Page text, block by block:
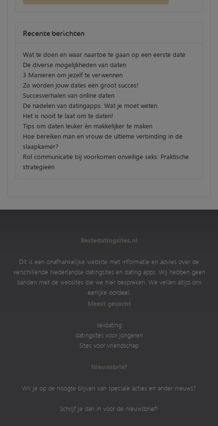
Recente berichten
Wat te doen en waar naartoe te gaan op een eerste date
De diverse mogelijkheden van daten
3 Manieren om jezelf te verwennen
Zo worden jouw dates een groot succes!
Succesverhalen van online daten
De nadelen van datingapps. Wat je moet weten
Het is nooit te laat om te daten!
Tips om daten leuker én makkelijker te maken
Hoe bereiken man en vrouw de ultieme verbinding in de
slaapkamer?
Rol communicatie bij voorkomen onveilige seks: Praktische
strategieën
Bestedatingsites.nl
Dit is een onafhankelijke website met informatie en advies over de
verschillende Nederlandse datingsites en dating apps. Wij hebben geen
banden met de websites die we hier bespreken. We vellen altijd ons
eerlijke oordeel.
Meest gezocht
sexdating
datingsites voor jongeren
Sites voor vriendschap
Nieuwsbrief
Wil je op de hoogte blijven van speciale acties en ander nieuws?
Schrijf je dan in voor de nieuwsbrief!